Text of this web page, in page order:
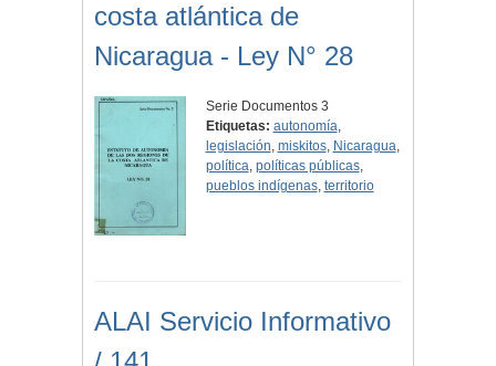
costa atlántica de
Nicaragua - Ley N° 28
Serie Documentos 3
Etiquetas: autonomía,
legislación, miskitos, Nicaragua,
política, políticas públicas,
pueblos indígenas, territorio
ALAI Servicio Informativo